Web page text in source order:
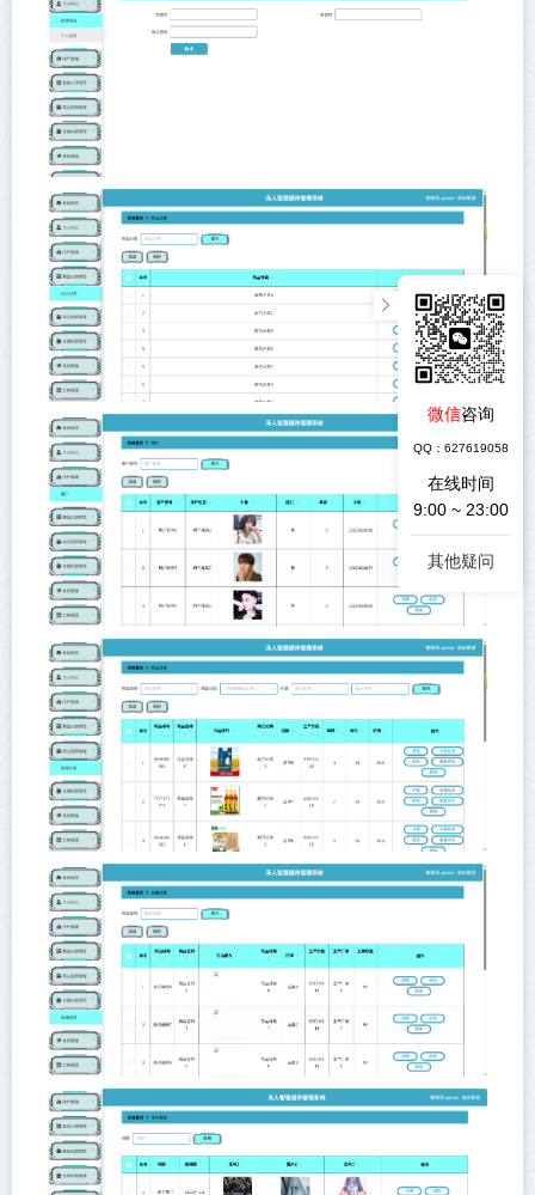
微信咨询
QQ：627619058
在线时间
9:00 ~ 23:00
其他疑问